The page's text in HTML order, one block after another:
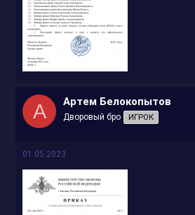
А Артем Белокопытов
Дворовый бро ИГРОК
01.05.2023